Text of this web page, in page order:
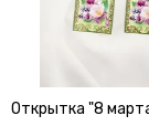
Открытка "8